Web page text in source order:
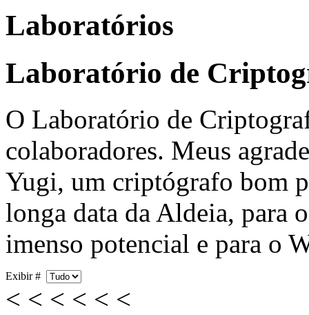
Laboratórios
Laboratório de
O Laboratório de
colaboradores. Meus
Yugi, um criptógrafo bom
longa data da Aldeia, para
imenso potencial e para o
Exibir #
< < < < < <